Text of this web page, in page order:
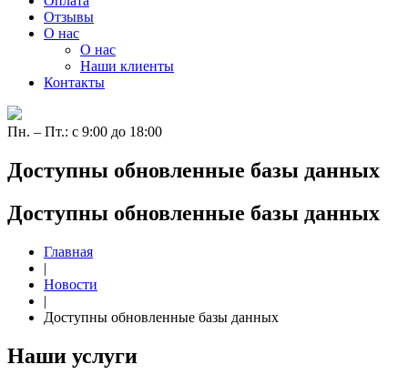
Отзывы
О нас
О нас
Наши клиенты
Контакты
Пн. – Пт.: с 9:00 до 18:00
Доступны обновленные базы данных
Доступны обновленные базы данных
Главная
|
Новости
|
Доступны обновленные базы данных
Наши услуги